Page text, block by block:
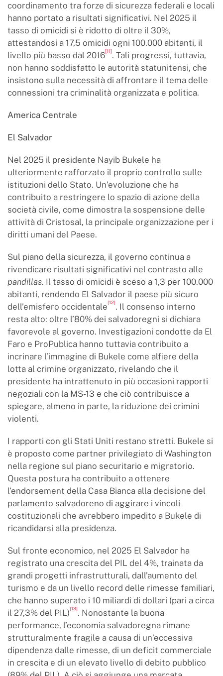
coordinamento tra forze di sicurezza federali e locali
hanno portato a risultati significativi. Nel 2025 il
tasso di omicidi si è ridotto di oltre il 30%,
attestandosi a 17,5 omicidi ogni 100.000 abitanti, il
livello più basso dal 2016[11]. Tali progressi, tuttavia,
non hanno soddisfatto le autorità statunitensi, che
insistono sulla necessità di affrontare il tema delle
connessioni tra criminalità organizzata e politica.
America Centrale
El Salvador
Nel 2025 il presidente Nayib Bukele ha
ulteriormente rafforzato il proprio controllo sulle
istituzioni dello Stato. Un’evoluzione che ha
contribuito a restringere lo spazio di azione della
società civile, come dimostra la sospensione delle
attività di Cristosal, la principale organizzazione per i
diritti umani del Paese.
Sul piano della sicurezza, il governo continua a
rivendicare risultati significativi nel contrasto alle
pandillas. Il tasso di omicidi è sceso a 1,3 per 100.000
abitanti, rendendo El Salvador il paese più sicuro
dell’emisfero occidentale[12]. Il consenso interno
resta alto: oltre l’80% dei salvadoregni si dichiara
favorevole al governo. Investigazioni condotte da El
Faro e ProPublica hanno tuttavia contribuito a
incrinare l’immagine di Bukele come alfiere della
lotta al crimine organizzato, rivelando che il
presidente ha intrattenuto in più occasioni rapporti
negoziali con la MS-13 e che ciò contribuisce a
spiegare, almeno in parte, la riduzione dei crimini
violenti.
I rapporti con gli Stati Uniti restano stretti. Bukele si
è proposto come partner privilegiato di Washington
nella regione sul piano securitario e migratorio.
Questa postura ha contribuito a ottenere
l’endorsement della Casa Bianca alla decisione del
parlamento salvadoreno di aggirare i vincoli
costituzionali che avrebbero impedito a Bukele di
ricandidarsi alla presidenza.
Sul fronte economico, nel 2025 El Salvador ha
registrato una crescita del PIL del 4%, trainata da
grandi progetti infrastrutturali, dall’aumento del
turismo e da un livello record delle rimesse familiari,
che hanno superato i 10 miliardi di dollari (pari a circa
il 27,3% del PIL)[13]. Nonostante la buona
performance, l’economia salvadoregna rimane
strutturalmente fragile a causa di un’eccessiva
dipendenza dalle rimesse, di un deficit commerciale
in crescita e di un elevato livello di debito pubblico